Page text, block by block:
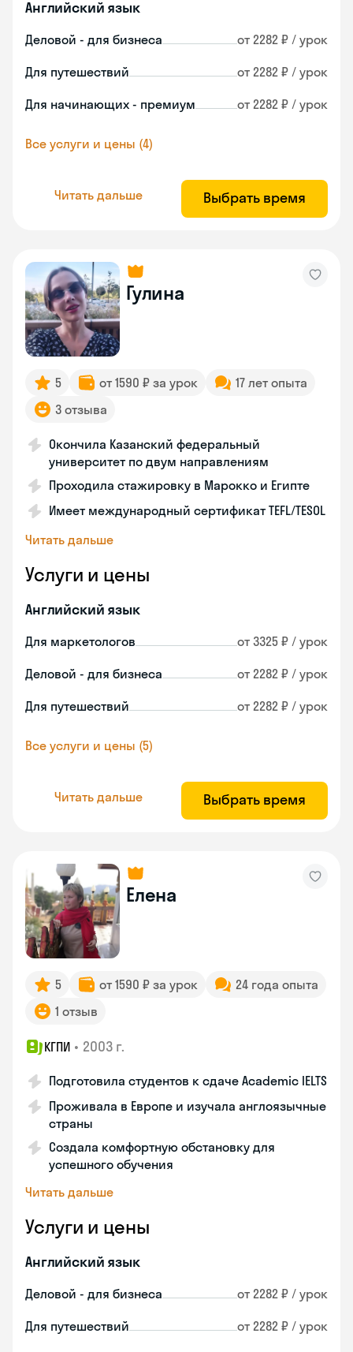
Английский язык
Деловой - для бизнеса от 2282 ₽ / урок
Для путешествий от 2282 ₽ / урок
Для начинающих - премиум от 2282 ₽ / урок
Все услуги и цены (4)
Читать дальше Выбрать время
Гулина
5 от 1590 ₽ за урок
17 лет опыта
3 отзыва
Окончила Казанский федеральный
университет по двум направлениям
Проходила стажировку в Марокко и Египте
Имеет международный сертификат TEFL/TESOL
Читать дальше
Услуги и цены
Английский язык
Для маркетологов от 3325 ₽ / урок
Деловой - для бизнеса от 2282 ₽ / урок
Для путешествий от 2282 ₽ / урок
Все услуги и цены (5)
Читать дальше Выбрать время
Елена
5 от 1590 ₽ за урок
24 года опыта
1 отзыв
КГПИ • 2003 г.
Подготовила студентов к сдаче Academic IELTS
Проживала в Европе и изучала англоязычные
страны
Создала комфортную обстановку для
успешного обучения
Читать дальше
Услуги и цены
Английский язык
Деловой - для бизнеса от 2282 ₽ / урок
Для путешествий от 2282 ₽ / урок